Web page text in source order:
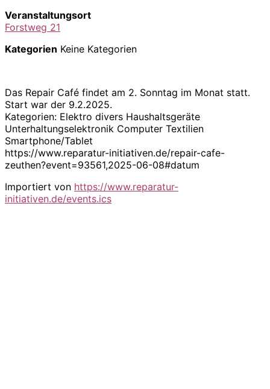
Veranstaltungsort
Forstweg 21
Kategorien Keine Kategorien
Das Repair Café findet am 2. Sonntag im Monat statt.
Start war der 9.2.2025.
Kategorien: Elektro divers Haushaltsgeräte
Unterhaltungselektronik Computer Textilien
Smartphone/Tablet
https://www.reparatur-initiativen.de/repair-cafe-
zeuthen?event=93561,2025-06-08#datum
Importiert von https://www.reparatur-
initiativen.de/events.ics